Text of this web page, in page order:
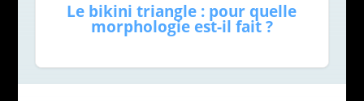
Le bikini triangle : pour quelle
morphologie est-il fait ?